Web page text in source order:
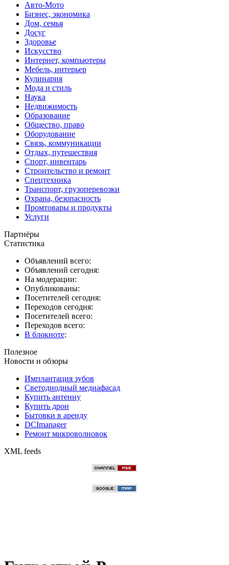
Авто-Мото
Бизнес, экономика
Дом, семья
Досуг
Здоровье
Искусство
Интернет, компьютеры
Мебель, интерьер
Кулинария
Мода и стиль
Наука
Недвижимость
Образование
Общество, право
Оборудование
Связь, коммуникации
Отдых, путешествия
Спорт, инвентарь
Строительство и ремонт
Спецтехника
Транспорт, грузоперевозки
Охрана, безопасность
Промтовары и продукты
Услуги
Партнёры
Статистика
Объявлений всего:
Объявлений сегодня:
На модерации:
Опубликованы:
Посетителей сегодня:
Переходов сегодня:
Посетителей всего:
Переходов всего:
В блокноте:
Полезное
Новости и обзоры
Имплантация зубов
Светодиодный медиафасад
Купить антенну
Купить дрон
Бытовки в аренду
DCImanager
Ремонт микроволновок
XML feeds